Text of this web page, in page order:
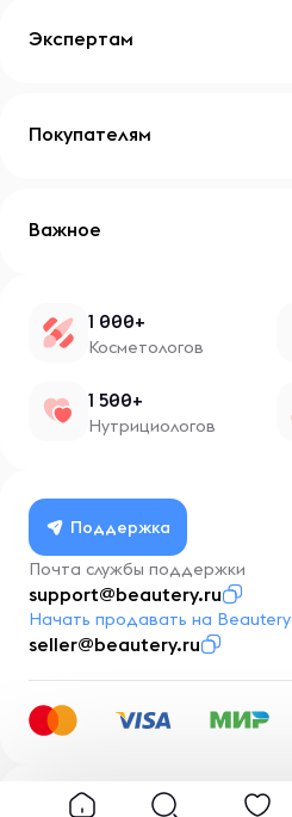
Экспертам
Покупателям
Важное
1 000+
Косметологов
1 500+
Нутрициологов
Поддержка
Почта службы поддержки
support@beautery.ru
Начать продавать на Beautery
seller@beautery.ru
Разработка BusinessMentor.ru